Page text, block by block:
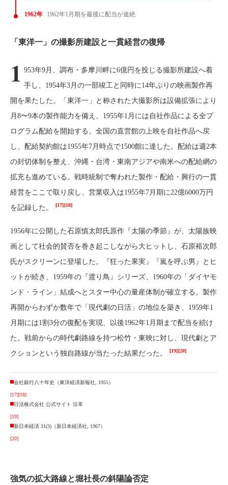
1962年 1962年1月期を最後に配当が途絶
「東洋一」の撮影所建設と一貫経営の復帰
1 953年9月、調布・多摩川畔に6億円を投じる撮影所建設へ着
手し、1954年3月の一部竣工と同時に14年ぶりの映画製作再
開を果たした。「東洋一」と称された大撮影所は設備拡張により
月8〜9本の製作能力を備え、1955年1月には自社作品による全プ
ログラム配給を開始する。全国の直営館の上映を自社作品へ戻
し、配給契約館は1955年7月時点で1500館に達した。配給は週2本
の封切体制を整え、沖縄・台湾・東南アジアや南米への配給網の
拡充も進めている。戦時統制で奪われた製作・配給・興行の一貫
経営をここで取り戻し、営業収入は1955年7月期に22億6000万円
を記録した。
[17] [18]
1956年に公開した石原慎太郎氏原作『太陽の季節』が、太陽族映
画として社会的賛否を巻き起こしながら大ヒットし、石原裕次郎
氏がスクリーンに登場した。『狂った果実』『嵐を呼ぶ男』とヒ
ットが続き、1959年の『渡り鳥』シリーズ、1960年の「ダイヤモ
ンド・ライン」結成へとスター中心の量産体制が確立する。製作
再開からわずか数年で「現代劇の日活」の地位を築き、1959年1
月期には1割3分の復配を実現、以後1962年1月期まで配当を続け
た。戦前からの時代劇路線を持つ松竹・東映に対し、現代劇とア
クションという独自路線が当たった結果だった。
[19] [20]
会社銀行八十年史（東洋経済新報社, 1955）
[17][18]
日活株式会社 公式サイト 沿革
[19]
新日本経済 31(3)（新日本経済社, 1967）
[20]
強気の拡大路線と堀社長の斜陽論否定